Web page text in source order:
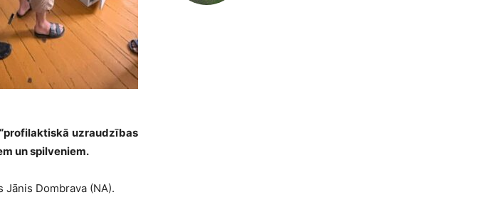
uzraudzības
un spilveniem.
Dombrava (NA).